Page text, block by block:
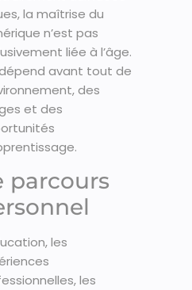
la maîtrise du
n’est pas
liée à l’âge.
dépend avant tout de
des
et des
parcours
les
les